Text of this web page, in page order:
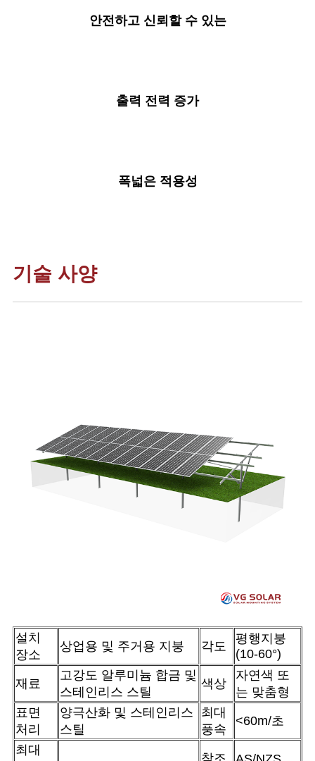
안전하고 신뢰할 수 있는
출력 전력 증가
폭넓은 적용성
기술 사양
설치
장소
상업용 및 주거용 지붕 각도
평행지붕
(10-60°)
재료
고강도 알루미늄 합금 및
스테인리스 스틸
색상
자연색 또
는 맞춤형
표면
처리
양극산화 및 스테인리스
스틸
최대
풍속
<60m/초
최대